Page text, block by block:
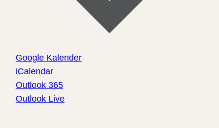
Google Kalender
iCalendar
Outlook 365
Outlook Live